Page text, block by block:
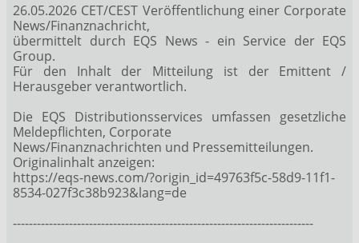
26.05.2026 CET/CEST Veröffentlichung einer Corporate
News/Finanznachricht,
übermittelt durch EQS News - ein Service der EQS
Group.
Für den Inhalt der Mitteilung ist der Emittent /
Herausgeber verantwortlich.
Die EQS Distributionsservices umfassen gesetzliche
Meldepflichten, Corporate
News/Finanznachrichten und Pressemitteilungen.
Originalinhalt anzeigen:
https://eqs-news.com/?origin_id=49763f5c-58d9-11f1-
8534-027f3c38b923&lang=de
---------------------------------------------------------------------------